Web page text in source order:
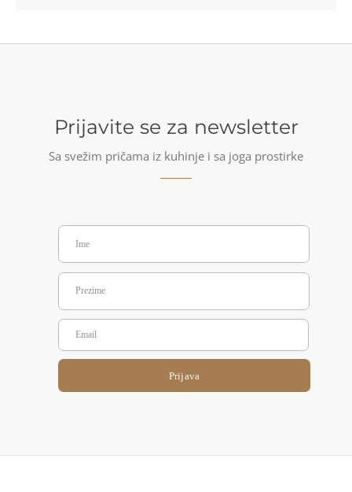
Prijavite se za newsletter
Sa svežim pričama iz kuhinje i sa joga prostirke
Prijava